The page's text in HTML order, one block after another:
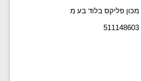
מכון פליקס בלוד בע מ
511148603